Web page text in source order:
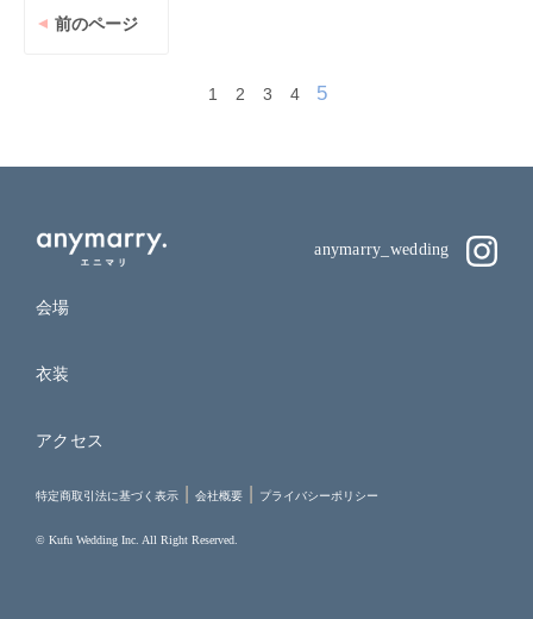
前のページ
1 2 3 4 5
anymarry_wedding
会場
衣装
アクセス
特定商取引法に基づく表示 会社概要 プライバシーポリシー
© Kufu Wedding Inc. All Right Reserved.